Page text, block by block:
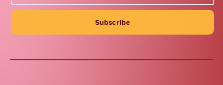
Subscribe